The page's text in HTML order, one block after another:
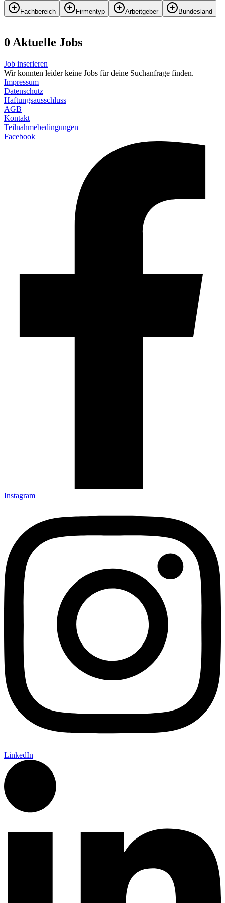
Fachbereich Firmentyp Arbeitgeber Bundesland
0 Aktuelle Jobs
Job inserieren
Wir konnten leider keine Jobs für deine Suchanfrage finden.
Impressum
Datenschutz
Haftungsausschluss
AGB
Kontakt
Teilnahmebedingungen
Facebook
Instagram
LinkedIn